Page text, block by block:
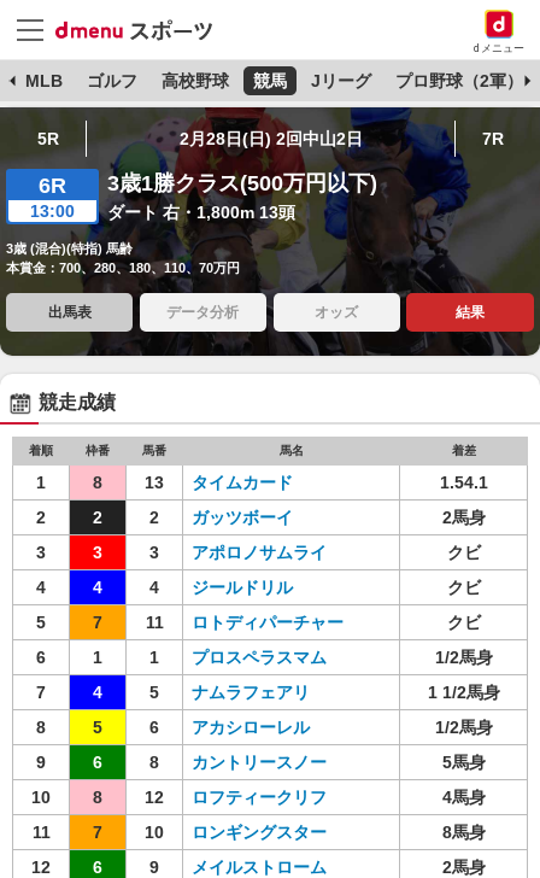
dメニュー
MLB ゴルフ 高校野球 競馬 Jリーグ プロ野球（2軍）
5R 2月28日(日) 2回中山2日 7R
6R
13:00
3歳1勝クラス(500万円以下)
ダート 右・1,800m 13頭
3歳 (混合)(特指) 馬齢
本賞金：700、280、180、110、70万円
出馬表 データ分析 オッズ 結果
競走成績
着順 枠番 馬番 馬名 着差
1 8 13 タイムカード
1.54.1
2
2 2 ガッツボーイ
2馬身
3
3 3 アポロノサムライ
クビ
4
4 4 ジールドリル
クビ
5
7 11 ロトディパーチャー
クビ
6
1 1 プロスペラスマム
1/2馬身
7
4 5 ナムラフェアリ
1 1/2馬身
8
5 6 アカシローレル
1/2馬身
9
6 8 カントリースノー
5馬身
10
8 12 ロフティークリフ
4馬身
11
7 10 ロンギングスター
8馬身
12
6 9 メイルストローム
2馬身